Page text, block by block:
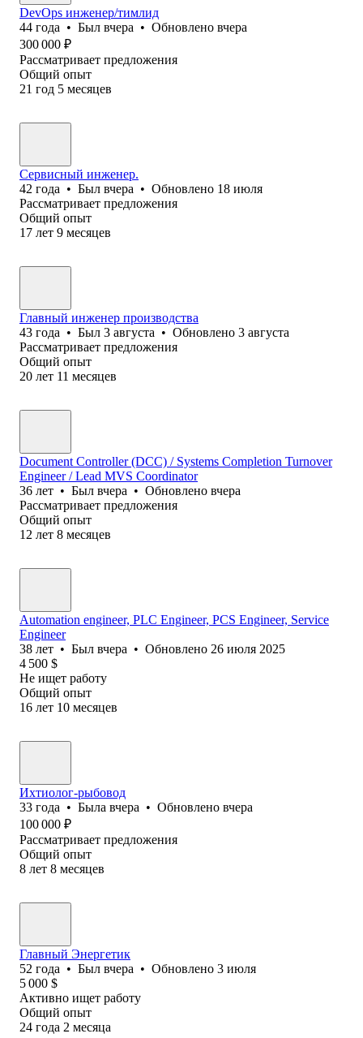
DevOps инженер/тимлид
44 года • Был вчера • Обновлено вчера
300 000 ₽
Рассматривает предложения
Общий опыт
21 год 5 месяцев
Сервисный инженер.
42 года • Был вчера • Обновлено 18 июля
Рассматривает предложения
Общий опыт
17 лет 9 месяцев
Главный инженер производства
43 года • Был 3 августа • Обновлено 3 августа
Рассматривает предложения
Общий опыт
20 лет 11 месяцев
Document Controller (DCC) / Systems Completion Turnover
Engineer / Lead MVS Coordinator
36 лет • Был вчера • Обновлено вчера
Рассматривает предложения
Общий опыт
12 лет 8 месяцев
Automation engineer, PLC Engineer, PCS Engineer, Service
Engineer
38 лет • Был вчера • Обновлено 26 июля 2025
4 500 $
Не ищет работу
Общий опыт
16 лет 10 месяцев
Ихтиолог-рыбовод
33 года • Была вчера • Обновлено вчера
100 000 ₽
Рассматривает предложения
Общий опыт
8 лет 8 месяцев
Главный Энергетик
52 года • Был вчера • Обновлено 3 июля
5 000 $
Активно ищет работу
Общий опыт
24 года 2 месяца